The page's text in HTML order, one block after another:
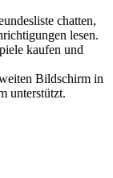
chatten,
lesen.
kaufen und
Bildschirm in
unterstützt.